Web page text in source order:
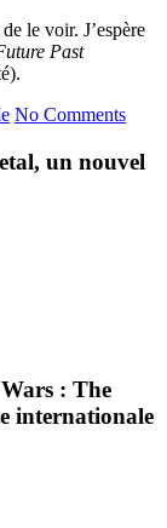
le voir. J’espère
Past
No Comments
un nouvel
: The
internationale